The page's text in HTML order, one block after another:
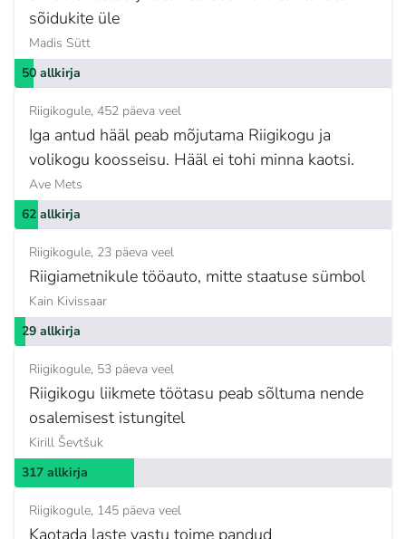
sõidukite üle
Madis Sütt
50 allkirja
Riigikogule 452 päeva veel
Iga antud hääl peab mõjutama Riigikogu ja
volikogu koosseisu. Hääl ei tohi minna kaotsi.
Ave Mets
62 allkirja
Riigikogule 23 päeva veel
Riigiametnikule tööauto, mitte staatuse sümbol
Kain Kivissaar
29 allkirja
Riigikogule 53 päeva veel
Riigikogu liikmete töötasu peab sõltuma nende
osalemisest istungitel
Kirill Ševtšuk
317 allkirja
Riigikogule 145 päeva veel
Kaotada laste vastu toime pandud